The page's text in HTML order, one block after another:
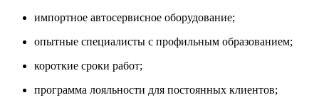
импортное автосервисное оборудование;
опытные специалисты с профильным образованием;
короткие сроки работ;
программа лояльности для постоянных клиентов;